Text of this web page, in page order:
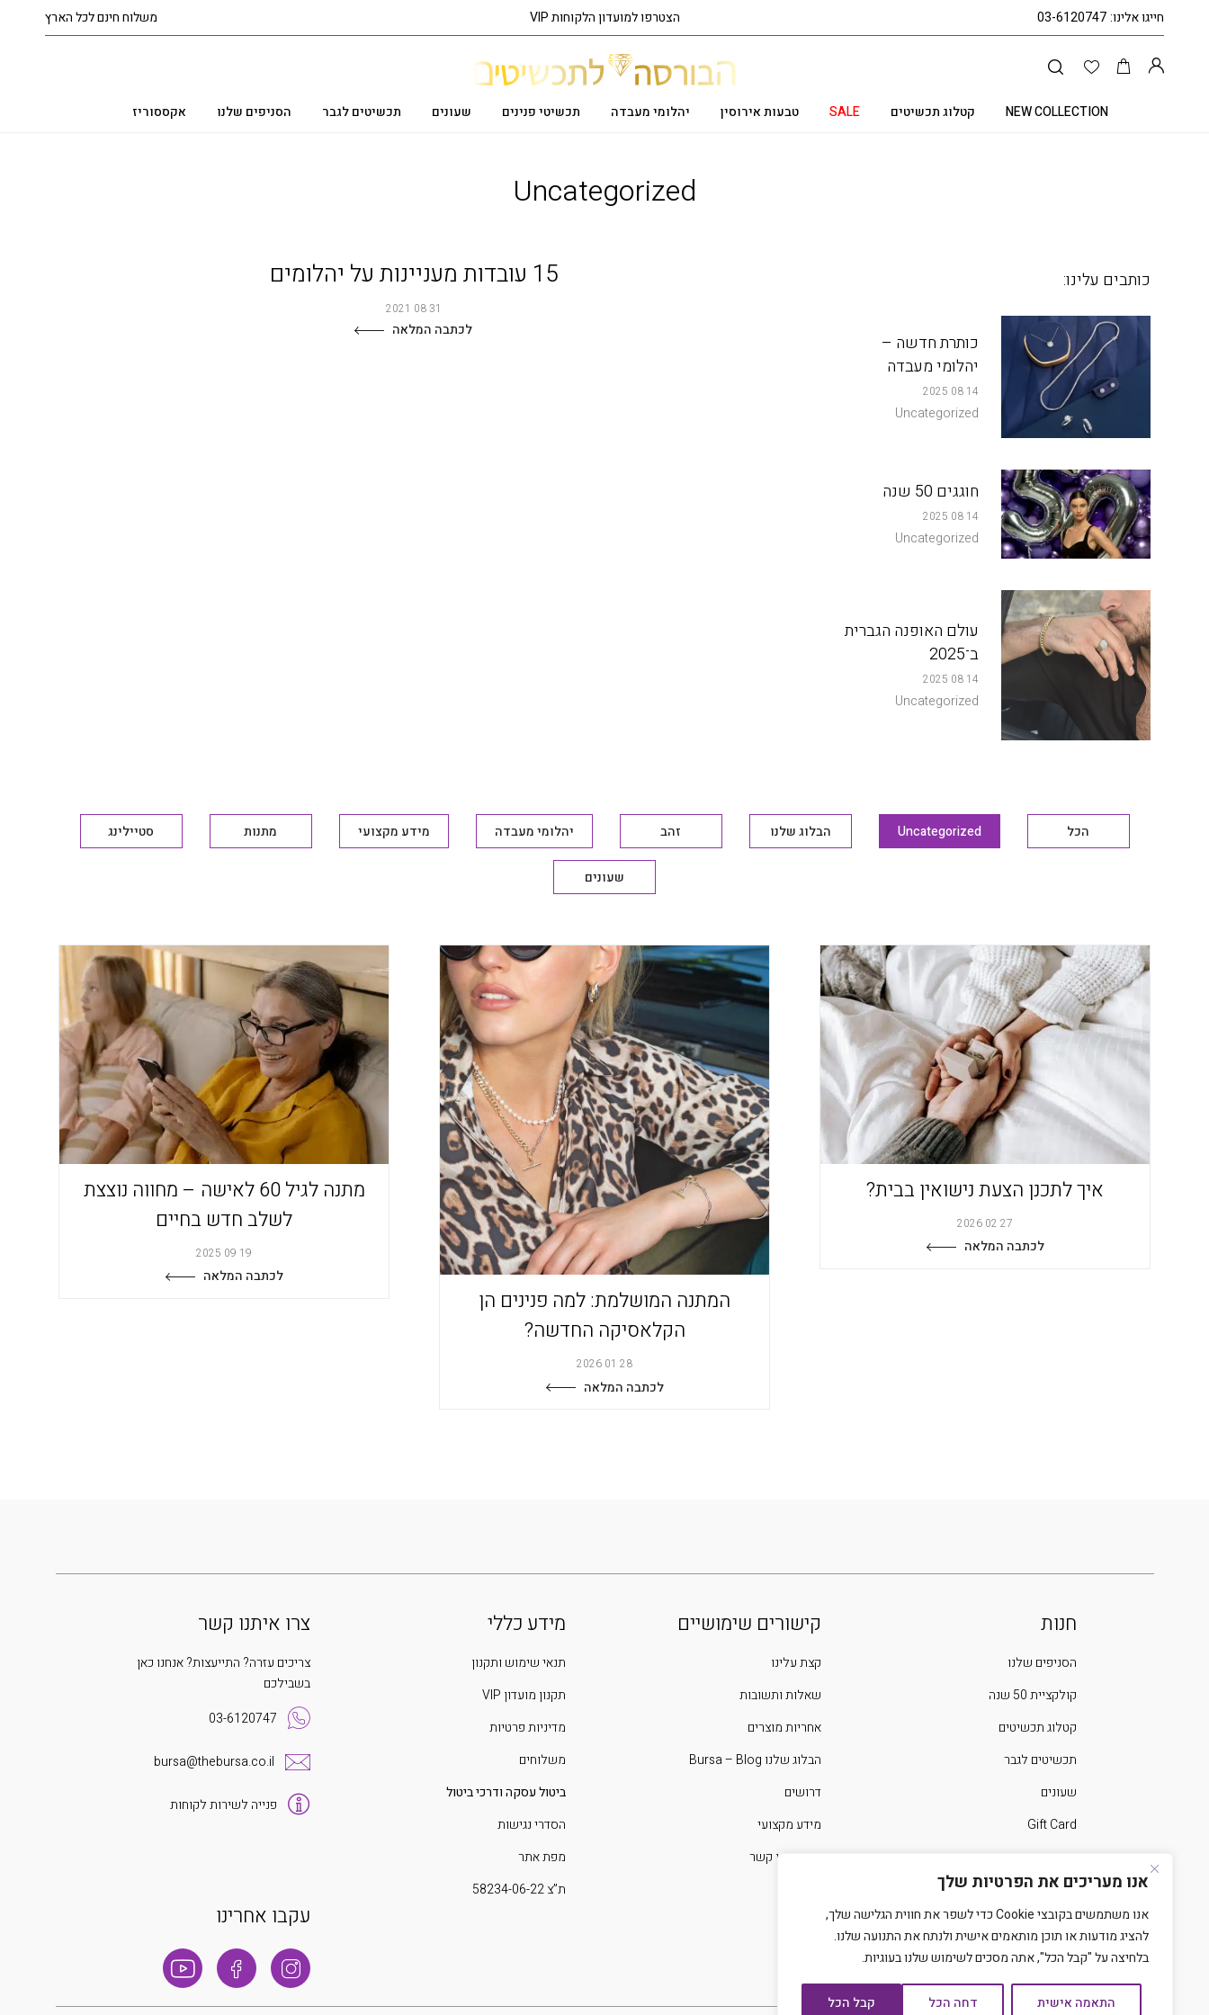
אנו מעריכים את הפרטיות שלך
אנו משתמשים בקובצי Cookie כדי לשפר את חווית הגלישה שלך,
להציג מודעות או תוכן מותאמים אישית ולנתח את התנועה שלנו.
בלחיצה על "קבל הכל", אתה מסכים לשימוש שלנו בעוגיות.
התאמה אישית דחה הכל קבל הכל
חייגו אלינו:03-6120747 הצטרפו למועדון הלקוחות VIP משלוח חינם לכל הארץ
NEW COLLECTION קטלוג תכשיטים SALE טבעות אירוסין יהלומי מעבדה תכשיטי פנינים שעונים תכשיטים לגבר הסניפים שלנו אקססוריז
Uncategorized
15 עובדות מעניינות על יהלומים
31 08 2021
לכתבה המלאה
כותבים עלינו:
כותרת חדשה –
יהלומי מעבדה
14 08 2025
Uncategorized
חוגגים 50 שנה
14 08 2025
Uncategorized
עולם האופנה הגברית
ב־2025
14 08 2025
Uncategorized
הכל Uncategorized הבלוג שלנו זהב יהלומי מעבדה מידע מקצועי מתנות סטיילינג
שעונים
איך לתכנן הצעת נישואין בבית?
27 02 2026
לכתבה המלאה
המתנה המושלמת: למה פנינים הן
הקלאסיקה החדשה?
28 01 2026
לכתבה המלאה
מתנה לגיל 60 לאישה – מחווה נוצצת
לשלב חדש בחיים
19 09 2025
לכתבה המלאה
חנות
הסניפים שלנו
קולקציית 50 שנה
קטלוג תכשיטים
תכשיטים לגבר
שעונים
Gift Card
קישורים שימושיים
קצת עלינו
שאלות ותשובות
אחריות מוצרים
הבלוג שלנו Bursa – Blog
דרושים
מידע מקצועי
צרו איתנו קשר
מידע כללי
תנאי שימוש ותקנון
תקנון מועדון VIP
מדיניות פרטיות
משלוחים
ביטול עסקה ודרכי ביטול
הסדרי נגישות
מפת אתר
ת”צ 58234-06-22
צרו איתנו קשר
צריכים עזרה? התייעצות? אנחנו כאן
בשבילכם
03-6120747
bursa@thebursa.co.il
פנייה לשירות לקוחות
עקבו אחרינו